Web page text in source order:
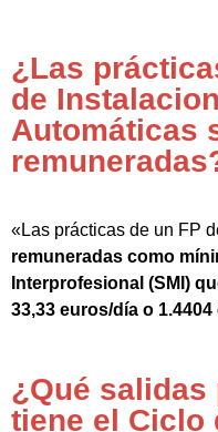
¿Las
de
Automáticas
«Las prácticas de un FP
remuneradas como
Interprofesional (SMI)
33,33 euros/día o
¿Qué
tiene el Ciclo